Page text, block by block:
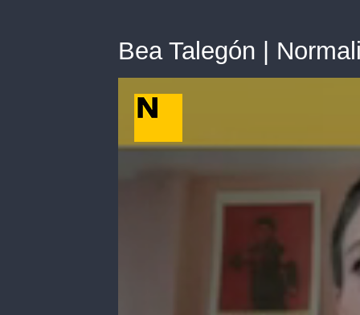
Bea Talegón |